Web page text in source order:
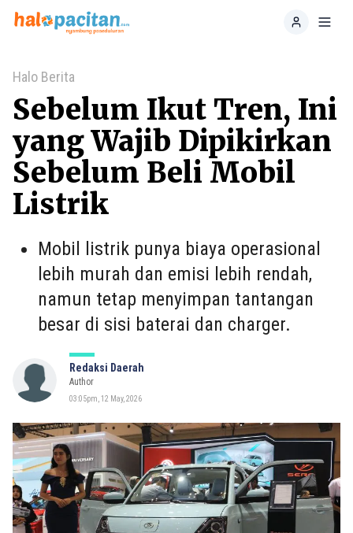
Home
Halo Berita
Sebelum Ikut Tren, Ini
yang Wajib Dipikirkan
Sebelum Beli Mobil
Listrik
Mobil listrik punya biaya operasional
lebih murah dan emisi lebih rendah,
namun tetap menyimpan tantangan
besar di sisi baterai dan charger.
Redaksi Daerah
Author
03:05pm, 12 May, 2026